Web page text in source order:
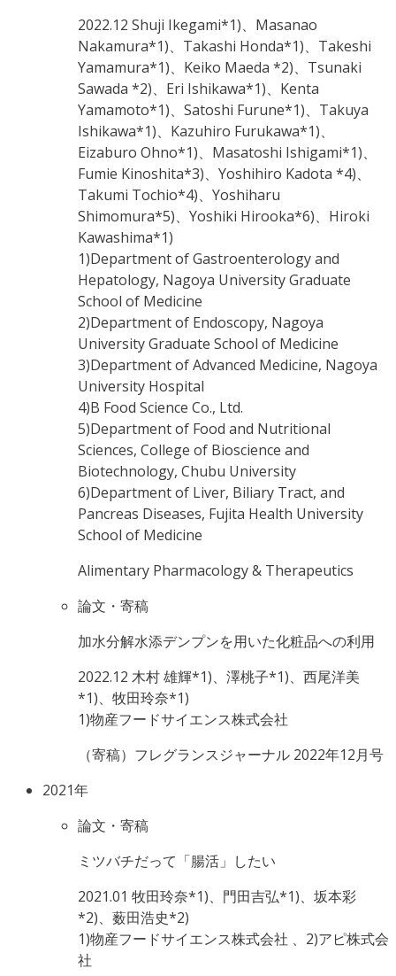
2022.12 Shuji Ikegami*1)、Masanao
Nakamura*1)、Takashi Honda*1)、Takeshi
Yamamura*1)、Keiko Maeda *2)、Tsunaki
Sawada *2)、Eri Ishikawa*1)、Kenta
Yamamoto*1)、Satoshi Furune*1)、Takuya
Ishikawa*1)、Kazuhiro Furukawa*1)、
Eizaburo Ohno*1)、Masatoshi Ishigami*1)、
Fumie Kinoshita*3)、Yoshihiro Kadota *4)、
Takumi Tochio*4)、Yoshiharu
Shimomura*5)、Yoshiki Hirooka*6)、Hiroki
Kawashima*1)
1)Department of Gastroenterology and
Hepatology, Nagoya University Graduate
School of Medicine
2)Department of Endoscopy, Nagoya
University Graduate School of Medicine
3)Department of Advanced Medicine, Nagoya
University Hospital
4)B Food Science Co., Ltd.
5)Department of Food and Nutritional
Sciences, College of Bioscience and
Biotechnology, Chubu University
6)Department of Liver, Biliary Tract, and
Pancreas Diseases, Fujita Health University
School of Medicine
Alimentary Pharmacology & Therapeutics
論文・寄稿
加水分解水添デンプンを用いた化粧品への利用
2022.12 木村 雄輝*1)、澤桃子*1)、西尾洋美
*1)、牧田玲奈*1)
1)物産フードサイエンス株式会社
（寄稿）フレグランスジャーナル 2022年12月号
2021年
論文・寄稿
ミツバチだって「腸活」したい
2021.01 牧田玲奈*1)、門田吉弘*1)、坂本彩
*2)、薮田浩史*2)
1)物産フードサイエンス株式会社 、2)アピ株式会
社